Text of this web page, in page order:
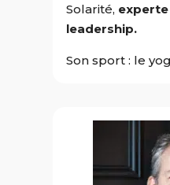
Solarité, experte
leadership.
Son sport : le